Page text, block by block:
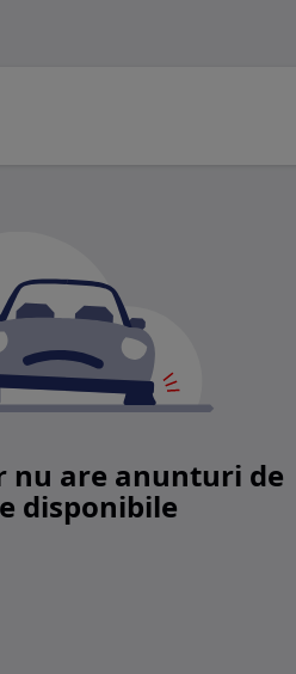
nu are anunturi de
disponibile